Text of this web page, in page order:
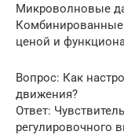
Микроволновые
ценой и
Вопрос: Как
движения?
Ответ:
регулировочного